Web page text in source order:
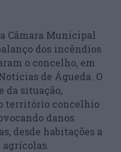
Câmara Municipal
dos incêndios
o concelho, em
de Águeda. O
da situação,
território concelhio
danos
desde habitações a